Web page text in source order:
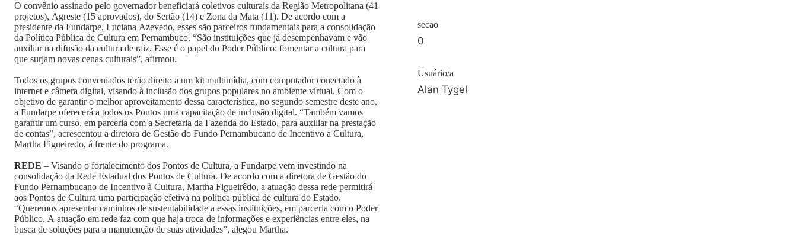
O convênio assinado pelo governador beneficiará coletivos culturais da Região Metropolitana (41
projetos), Agreste (15 aprovados), do Sertão (14) e Zona da Mata (11). De acordo com a
presidente da Fundarpe, Luciana Azevedo, esses são parceiros fundamentais para a consolidação
da Política Pública de Cultura em Pernambuco. “São instituições que já desempenhavam e vão
auxiliar na difusão da cultura de raiz. Esse é o papel do Poder Público: fomentar a cultura para
que surjam novas cenas culturais”, afirmou.
Todos os grupos conveniados terão direito a um kit multimídia, com computador conectado à
internet e câmera digital, visando à inclusão dos grupos populares no ambiente virtual. Com o
objetivo de garantir o melhor aproveitamento dessa característica, no segundo semestre deste ano,
a Fundarpe oferecerá a todos os Pontos uma capacitação de inclusão digital. “Também vamos
garantir um curso, em parceria com a Secretaria da Fazenda do Estado, para auxiliar na prestação
de contas”, acrescentou a diretora de Gestão do Fundo Pernambucano de Incentivo à Cultura,
Martha Figueiredo, á frente do programa.
REDE – Visando o fortalecimento dos Pontos de Cultura, a Fundarpe vem investindo na
consolidação da Rede Estadual dos Pontos de Cultura. De acordo com a diretora de Gestão do
Fundo Pernambucano de Incentivo à Cultura, Martha Figueirêdo, a atuação dessa rede permitirá
aos Pontos de Cultura uma participação efetiva na política pública de cultura do Estado.
“Queremos apresentar caminhos de sustentabilidade a essas instituições, em parceria com o Poder
Público. A atuação em rede faz com que haja troca de informações e experiências entre eles, na
busca de soluções para a manutenção de suas atividades”, alegou Martha.
secao
0
Usuário/a
Alan Tygel